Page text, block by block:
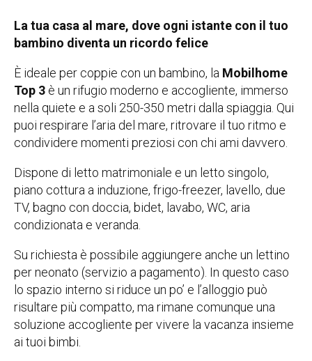
La tua casa al mare, dove ogni istante con il tuo
bambino diventa un ricordo felice
È ideale per coppie con un bambino, la Mobilhome
Top 3 è un rifugio moderno e accogliente, immerso
nella quiete e a soli 250-350 metri dalla spiaggia. Qui
puoi respirare l’aria del mare, ritrovare il tuo ritmo e
condividere momenti preziosi con chi ami davvero.
Dispone di letto matrimoniale e un letto singolo,
piano cottura a induzione, frigo-freezer, lavello, due
TV, bagno con doccia, bidet, lavabo, WC, aria
condizionata e veranda.
Su richiesta è possibile aggiungere anche un lettino
per neonato (servizio a pagamento). In questo caso
lo spazio interno si riduce un po’ e l’alloggio può
risultare più compatto, ma rimane comunque una
soluzione accogliente per vivere la vacanza insieme
ai tuoi bimbi.